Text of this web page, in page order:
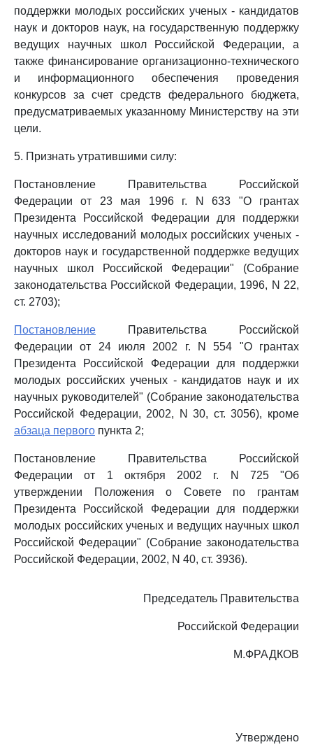
поддержки молодых российских ученых - кандидатов
наук и докторов наук, на государственную поддержку
ведущих научных школ Российской Федерации, а
также финансирование организационно-технического
и информационного обеспечения проведения
конкурсов за счет средств федерального бюджета,
предусматриваемых указанному Министерству на эти
цели.
5. Признать утратившими силу:
Постановление Правительства Российской
Федерации от 23 мая 1996 г. N 633 "О грантах
Президента Российской Федерации для поддержки
научных исследований молодых российских ученых -
докторов наук и государственной поддержке ведущих
научных школ Российской Федерации" (Собрание
законодательства Российской Федерации, 1996, N 22,
ст. 2703);
Постановление Правительства Российской
Федерации от 24 июля 2002 г. N 554 "О грантах
Президента Российской Федерации для поддержки
молодых российских ученых - кандидатов наук и их
научных руководителей" (Собрание законодательства
Российской Федерации, 2002, N 30, ст. 3056), кроме
абзаца первого пункта 2;
Постановление Правительства Российской
Федерации от 1 октября 2002 г. N 725 "Об
утверждении Положения о Совете по грантам
Президента Российской Федерации для поддержки
молодых российских ученых и ведущих научных школ
Российской Федерации" (Собрание законодательства
Российской Федерации, 2002, N 40, ст. 3936).
Председатель Правительства
Российской Федерации
М.ФРАДКОВ
Утверждено